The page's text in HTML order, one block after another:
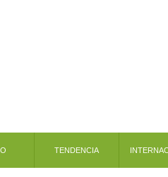
TENDENCIA